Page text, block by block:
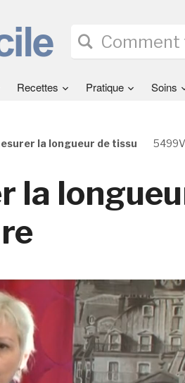
Recettes Pratique Soins
la longueur de tissu
la